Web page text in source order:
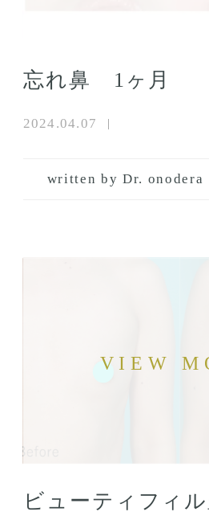
忘れ鼻 1ヶ月
2024.04.07
written by Dr. onodera
ビューティフィ